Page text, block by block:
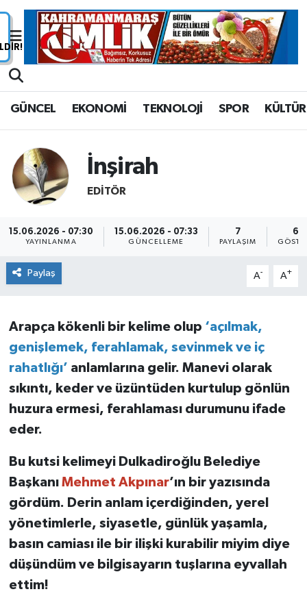
GÜNCEL EKONOMİ TEKNOLOJİ SPOR KÜLTÜR
İnşirah
EDITÖR
15.06.2026 - 07:30
YAYINLANMA
15.06.2026 - 07:33
GÜNCELLEME
7
PAYLAŞIM
65
Paylaş A- A+
Arapça kökenli bir kelime olup ‘açılmak,
genişlemek, ferahlamak, sevinmek ve iç
rahatlığı’ anlamlarına gelir. Manevi olarak
sıkıntı, keder ve üzüntüden kurtulup gönlün
huzura ermesi, ferahlaması durumunu ifade
eder.
Bu kutsi kelimeyi Dulkadiroğlu Belediye
Başkanı Mehmet Akpınar’ın bir yazısında
gördüm. Derin anlam içerdiğinden, yerel
yönetimlerle, siyasetle, günlük yaşamla,
basın camiası ile bir ilişki kurabilir miyim diye
düşündüm ve bilgisayarın tuşlarına eyvallah
ettim!
Nöbetçi Eczaneler
Trafik Durumu
Süper Lig Puan Durumu ve Fikstür
Tüm Manşetler
Son Dakika Haberleri